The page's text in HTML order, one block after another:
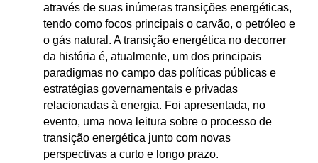
através de suas inúmeras transições energéticas,
tendo como focos principais o carvão, o petróleo e
o gás natural. A transição energética no decorrer
da história é, atualmente, um dos principais
paradigmas no campo das políticas públicas e
estratégias governamentais e privadas
relacionadas à energia. Foi apresentada, no
evento, uma nova leitura sobre o processo de
transição energética junto com novas
perspectivas a curto e longo prazo.